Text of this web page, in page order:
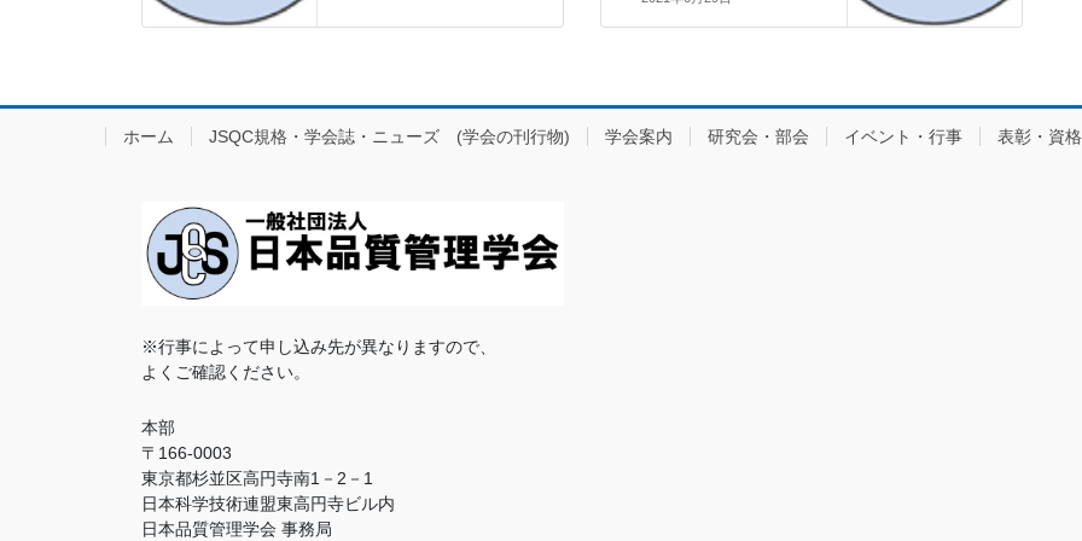
ホーム JSQC規格・学会誌・ニューズ (学会の刊行物) 学会案内 研究会・部会 イベント・行事 表彰・資格
※行事によって申し込み先が異なりますので、
よくご確認ください。
本部
〒166-0003
東京都杉並区高円寺南1－2－1
日本科学技術連盟東高円寺ビル内
日本品質管理学会 事務局